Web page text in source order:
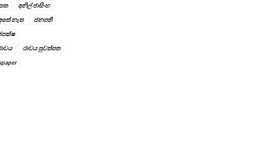
අනිල් ජාසිංහ
නැත
ජනපති
රාවය පුවත්පත